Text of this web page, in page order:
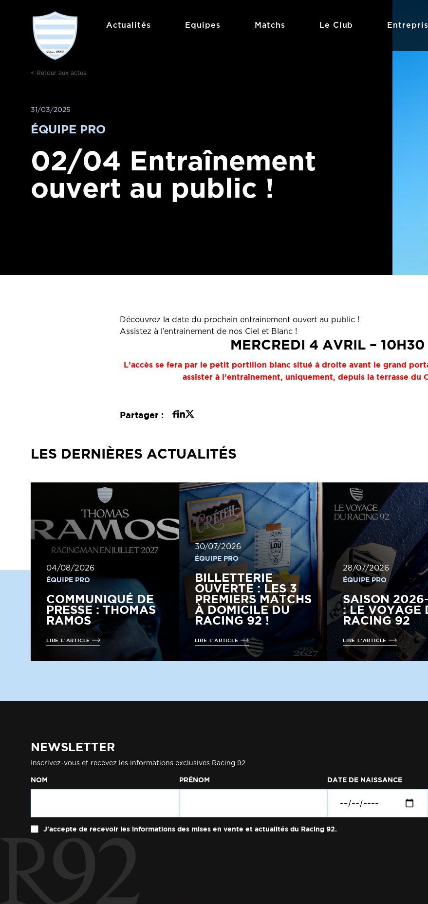
Actualités Equipes Matchs Le Club
< Retour aux actus
31/03/2025
ÉQUIPE PRO
02/04 Entraînement
ouvert au public !
Découvrez la date du prochain entrainement ouvert au public !
Assistez à l’entrainement de nos Ciel et Blanc !
MERCREDI 4 AVRIL – 10H30
L’accès se fera par le petit portillon blanc situé à droite avant le grand
assister à l’entraînement, uniquement, depuis la terrasse du
Partager :
LES DERNIÈRES ACTUALITÉS
04/08/2026
ÉQUIPE PRO
COMMUNIQUÉ DE
PRESSE : THOMAS
RAMOS
LIRE L'ARTICLE
30/07/2026
ÉQUIPE PRO
BILLETTERIE
OUVERTE : LES 3
PREMIERS MATCHS
À DOMICILE DU
RACING 92 !
LIRE L'ARTICLE
28/07/2026
ÉQUIPE PRO
SAISON
: LE VOYAGE
RACING 92
LIRE L'ARTICLE
NEWSLETTER
Inscrivez-vous et recevez les informations exclusives Racing 92
NOM PRÉNOM DATE DE NAISSANCE
J'accepte de recevoir les informations des mises en vente et actualités du Racing 92.